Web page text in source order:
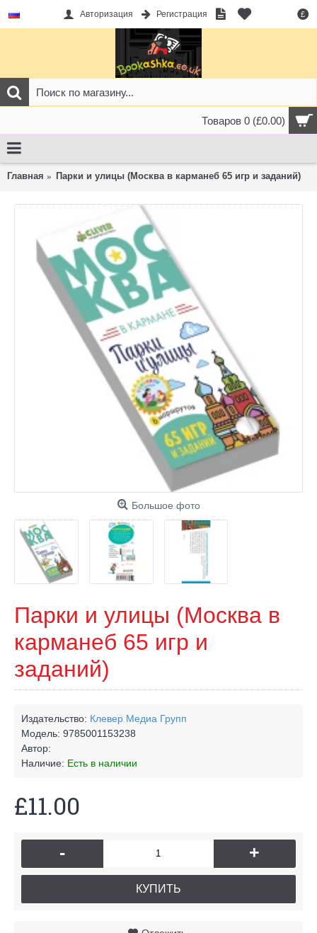
£
Авторизация Регистрация
Товаров 0 (£0.00)
Главная Парки и улицы (Москва в карманеб 65 игр и заданий)
Большое фото
Парки и улицы (Москва в
карманеб 65 игр и
заданий)
Издательство: Клевер Медиа Групп
Модель: 9785001153238
Автор:
Наличие: Есть в наличии
£11.00
- +
КУПИТЬ